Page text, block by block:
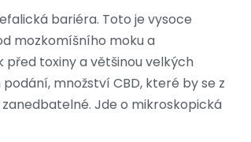
bariéra. Toto je vysoce
mozkomíšního moku a
toxiny a většinou velkých
množství CBD, které by se z
Jde o mikroskopická